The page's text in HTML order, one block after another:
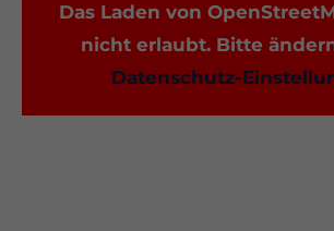
Das Laden von
nicht erlaubt. Bitte
Datenschutz-